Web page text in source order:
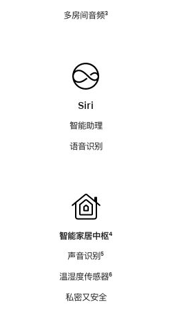
多房间音频脚
³
Siri
智能助理
语音识别
智能家居中枢脚
⁴
声音识别脚
⁵
温湿度传感器脚
⁶
私密又安全